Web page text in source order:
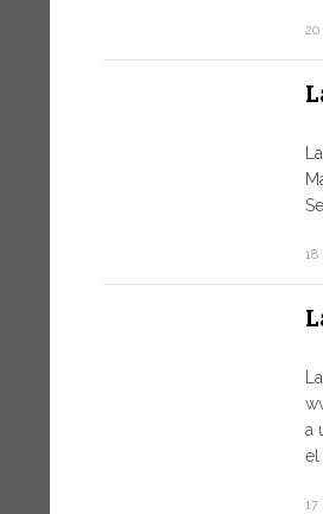
20
18
a
el
17